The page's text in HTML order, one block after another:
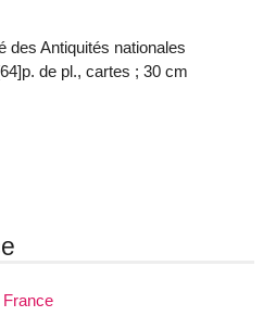
des Antiquités nationales
de pl., cartes ; 30 cm